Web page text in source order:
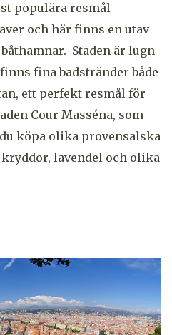
populära resmål
och här finns en utav
Staden är lugn
fina badstränder både
ett perfekt resmål för
Cour Masséna, som
köpa olika provensalska
lavendel och olika